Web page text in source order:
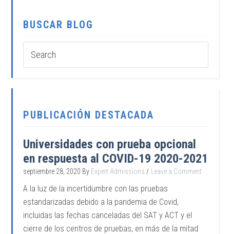
BUSCAR BLOG
PUBLICACIÓN DESTACADA
Universidades con prueba opcional
en respuesta al COVID-19 2020-2021
septiembre 28, 2020 By Expert Admissions Leave a Comment
A la luz de la incertidumbre con las pruebas
estandarizadas debido a la pandemia de Covid,
incluidas las fechas canceladas del SAT y ACT y el
cierre de los centros de pruebas, en más de la mitad